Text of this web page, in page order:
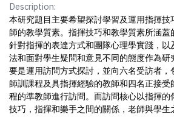
Description:
本研究題目主要希望探討學習及運用指揮技
師的教學質素。指揮技巧和教學質素所涵蓋
針對指揮的表達方式和團隊心理學實踐，
法和面對學生疑問和意見不同的態度作為研
要是運用訪問方式探討，並向六名受訪者
師訓課程及具指揮經驗的教師和四名正接
程的準教師進行訪問。而訪問核心以指揮
技巧，指揮和樂手之間的關係，老師與學